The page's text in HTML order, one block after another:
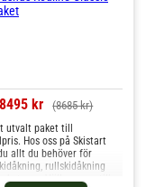
8495 kr (8685 kr)
utvalt paket till
Hos oss på Skistart
allt du behöver för
rullskidåkning
mer. Välkommen till